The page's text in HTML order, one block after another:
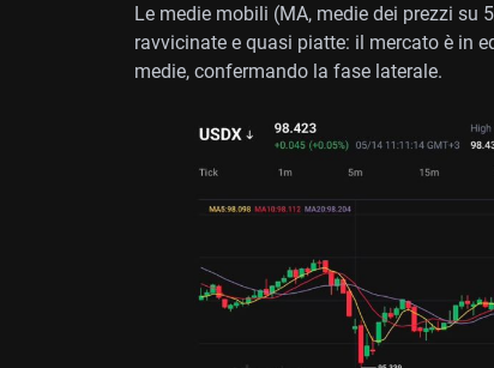
Le medie mobili (MA, medie dei prezzi su
ravvicinate e quasi piatte: il mercato è in
medie, confermando la fase laterale.